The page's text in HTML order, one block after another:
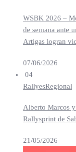
WSBK 2026 –
de semana ante
Artigas logran
07/06/2026
04
RallyesRegional
Alberto Marcos
Rallysprint de
21/05/2026